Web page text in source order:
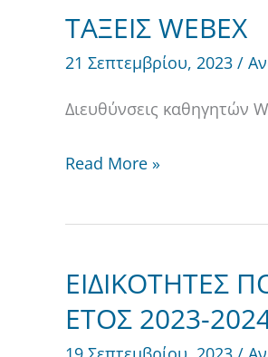
ΤΑΞΕΙΣ WEBEX
21 Σεπτεμβρίου, 2023 /
Διευθύνσεις καθηγητών
ΤΑΞΕΙΣ
WEBEX
Read More »
ΕΙΔΙΚΟΤΗΤΕΣ
ΕΤΟΣ 2023-
ΕΙΔΙΚΟΤΗΤΕΣ
ΠΟΥ